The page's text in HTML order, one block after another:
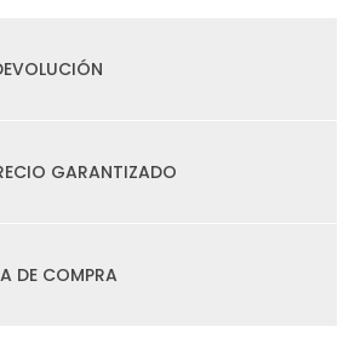
GARANTIZADO
DE COMPRA